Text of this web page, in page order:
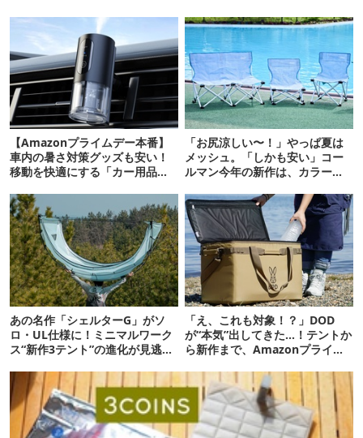
【Amazonプライムデー本番】
車内の暑さ対策グッズも安い！
移動を快適にする「カー用品」
「お尻涼しい〜！」やっぱ夏は
メッシュ。「しかも安い」コー
ルマン今年の新作は、カラーも
あの名作「シェルターG」がソ
ロ・UL仕様に！ミニマルワーク
ス“新作3テント”の進化が見逃せ
「え、これも対象！？」DOD
が“本気”出してきた…！テントか
ら新作まで、Amazonプライム